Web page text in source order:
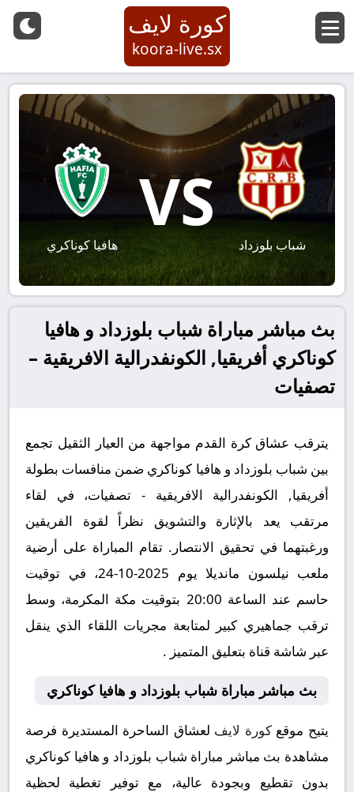
كورة لايف
koora-live.sx
شباب بلوزداد
VS
هافيا كوناكري
بث مباشر مباراة شباب بلوزداد و هافيا
كوناكري أفريقيا, الكونفدرالية الافريقية –
تصفيات
يترقب عشاق كرة القدم مواجهة من العيار الثقيل تجمع
بين شباب بلوزداد و هافيا كوناكري ضمن منافسات بطولة
أفريقيا, الكونفدرالية الافريقية - تصفيات، في لقاء
مرتقب يعد بالإثارة والتشويق نظراً لقوة الفريقين
ورغبتهما في تحقيق الانتصار. تقام المباراة على أرضية
ملعب نيلسون مانديلا يوم 2025-10-24، في توقيت
حاسم عند الساعة 20:00 بتوقيت مكة المكرمة، وسط
ترقب جماهيري كبير لمتابعة مجريات اللقاء الذي ينقل
عبر شاشة قناة بتعليق المتميز .
بث مباشر مباراة شباب بلوزداد و هافيا كوناكري
يتيح موقعكورة لايف لعشاق الساحرة المستديرة فرصة
مشاهدة بث مباشر مباراة شباب بلوزداد و هافيا كوناكري
بدون تقطيع وبجودة عالية، مع توفير تغطية لحظية